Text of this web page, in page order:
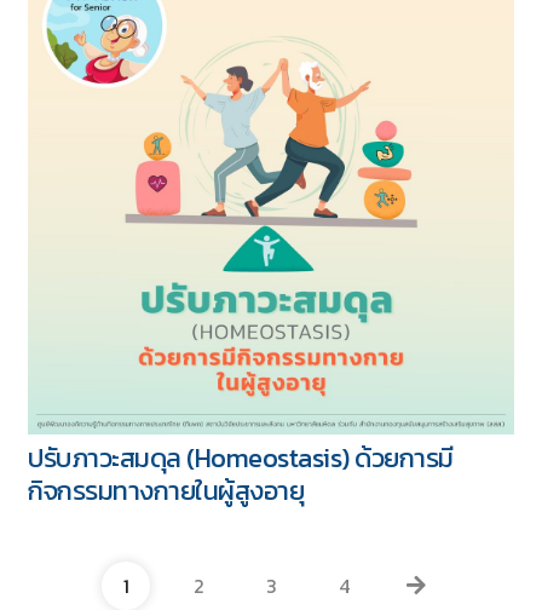
ปรับภาวะสมดุล (Homeostasis) ด้วยการมี
กิจกรรมทางกายในผู้สูงอายุ
1 2 3 4